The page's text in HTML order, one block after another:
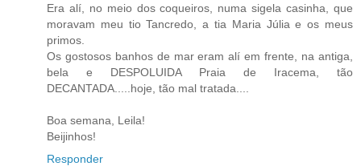
Era alí, no meio dos coqueiros, numa sigela casinha, que
moravam meu tio Tancredo, a tia Maria Júlia e os meus
primos.
Os gostosos banhos de mar eram alí em frente, na antiga,
bela e DESPOLUIDA Praia de Iracema, tão
DECANTADA.....hoje, tão mal tratada....
Boa semana, Leila!
Beijinhos!
Responder